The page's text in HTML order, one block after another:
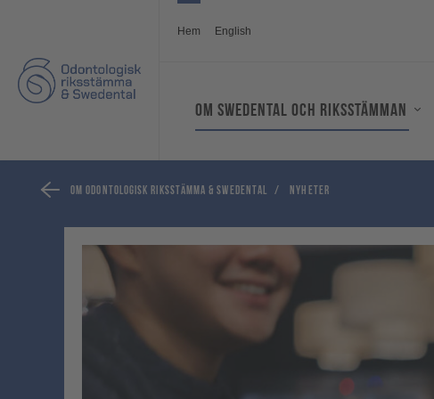
Hem English
Om Swedental och Riksstämman
Om Odontologisk riksstämma & Swedental / Nyheter